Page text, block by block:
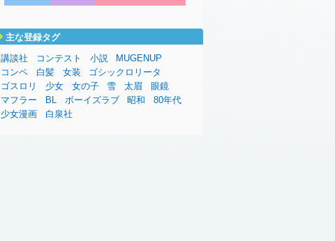
主な登録タグ
講談社
コンテスト 小説
MUGENUP
コンペ
白髪 女装
ゴシックロリータ
ゴスロリ
少女 女の子 雪 太眉
眼鏡
マフラー
BL ボーイズラブ 昭和
80年代
少女漫画
白泉社